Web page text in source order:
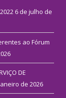
6 de julho de
ao Fórum
DE
de 2026